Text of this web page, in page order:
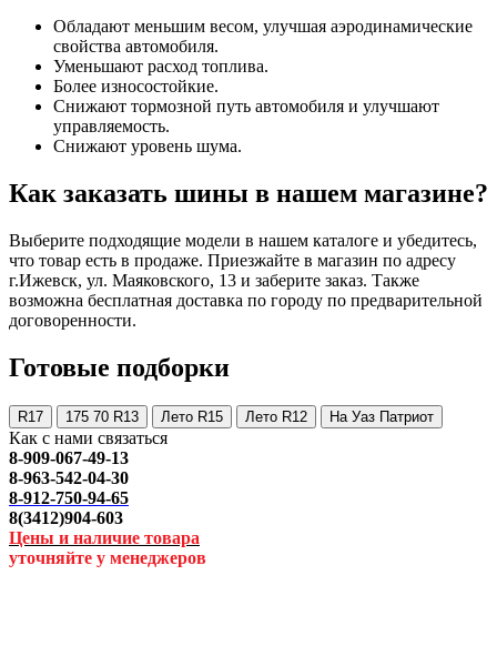
Обладают меньшим весом, улучшая аэродинамические
свойства автомобиля.
Уменьшают расход топлива.
Более износостойкие.
Снижают тормозной путь автомобиля и улучшают
управляемость.
Снижают уровень шума.
Как заказать шины в нашем магазине?
Выберите подходящие модели в нашем каталоге и убедитесь,
что товар есть в продаже. Приезжайте в магазин по адресу
г.Ижевск, ул. Маяковского, 13 и заберите заказ. Также
возможна бесплатная доставка по городу по предварительной
договоренности.
Готовые подборки
R17 175 70 R13 Лето R15 Лето R12 На Уаз Патриот
Как с нами связаться
8-909-067-49-13
8-963-542-04-30
8-912-750-94-65
8(3412)904-603
Цены и наличие товара
уточняйте у менеджеров